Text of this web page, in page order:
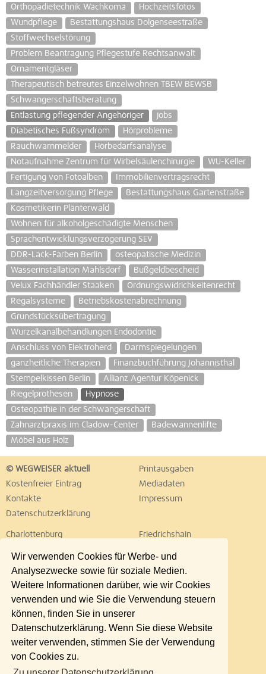
Wir verwenden Cookies für Werbe- und
Analysezwecke sowie für soziale Medien.
Weitere Informationen darüber, wie wir Cookies
verwenden und wie Sie die Verwendung steuern
können, finden Sie in unserer
Datenschutzerklärung. Wenn Sie diese Website
weiter verwenden, stimmen Sie der Verwendung
von Cookies zu.
Orthopädietechnik Wachkoma
Hochzeitsfotos
Wundpflege
Bestattungshaus Dolgenseestraße
Stoffwechselstörung
Problem Beantragung Pflegestufe Rechtsanwalt
Ornamentgläser
Therapeutisch betreutes Einzelwohnen TBEW BEWSB
Schwangerschaftsberatung
Entlastung pflegender Angehöriger
jobs
Diabetisches Fußsyndrom
Hörprobleme
Rauchwarnmelder
Hörbedarfsanalyse
Notaufnahme Zentrum für Wirbelsäulenchirurgie
WU-Keller
Fertigung von Fotoalben
Immobilienvertragsrecht
Langzeitversorgung Pflege
Bestattungshaus Gartenstraße
Kosmetikerin Plänterwald
Wohnen für alkoholgeschädigte Menschen
Sprachentwicklungsverzögerung SEV
DDR-Lack-Farben Berlin
osteopatische Medizin
Wasserinstallation Mahlsdorf
Bußgeldbescheid
Velux Fachhändler Staaken
Ordnungswidrichkeitenrecht
Regalsysteme
Betriebskostenabrechnung
Grundstücksübertragung
Wurzelkanalbehandlungen Endodontie
Anschluss von Elektroherd
Darmspiegelungen
ganzheitliche Therapien
Finanzbuchführung Johannisthal
Stempelkissen Berlin
Allianz Agentur Köpenick
Riegelprothesen
Hypnose
Osteopathie in der Schwangerschaft
Zahnarztpraxis im Cladow-Center
Badewannenlifte
Möbel aus Holz
© WEGWEISER aktuell
Printausgaben
Kostenfreier Eintrag
Mediadaten
Kontakte
Impressum
Datenschutzerklärung
Charlottenburg
Friedrichshain
Lichtenberg
Marzahn
Neukölln
Pankow
Reinickendorf
Schöneberg
Spandau
Steglitz
Tempelhof
Treptow
Umland Ost